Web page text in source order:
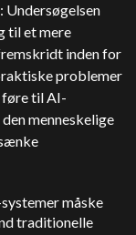
: Undersøgelsen
til et mere
inden for
problemer
føre til AI-
menneskelige
måske
traditionelle